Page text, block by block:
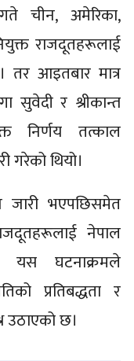
चीन, अमेरिका,
राजदूतहरूलाई
तर आइतबार मात्र
सुवेदी र श्रीकान्त
निर्णय तत्काल
गरेको थियो।
जारी भएपछिसमेत
नेपाल
यस घटनाक्रमले
प्रतिबद्धता र
उठाएको छ।